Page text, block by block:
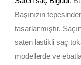
Başınızın
tasarlanmıştır.
saten lastikli saç
modellerde ve